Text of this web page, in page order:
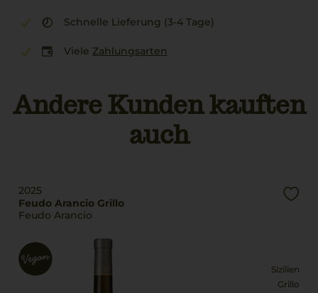
Schnelle Lieferung (3-4 Tage)
Viele Zahlungsarten
Andere Kunden kauften
auch
2025
Feudo Arancio Grillo
Feudo Arancio
Sizilien
Grillo